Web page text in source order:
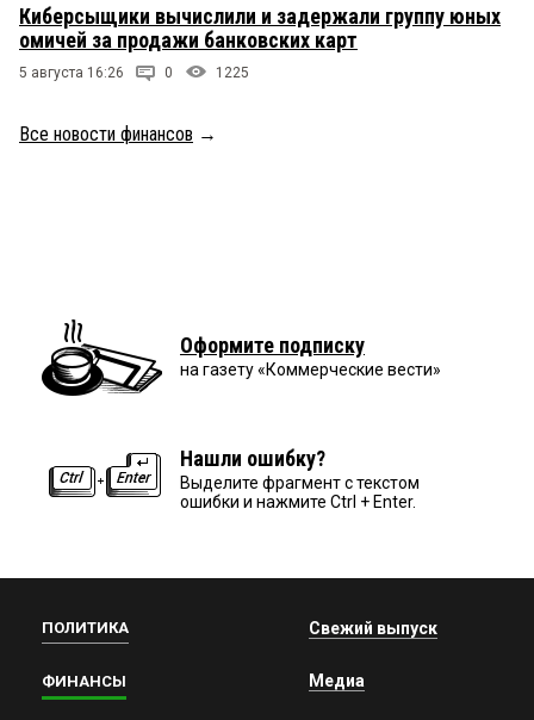
Киберсыщики вычислили и задержали группу юных
омичей за продажи банковских карт
5 августа 16:26 0 1225
Все новости финансов →
Оформите подписку
на газету «Коммерческие вести»
Нашли ошибку?
Выделите фрагмент с текстом
ошибки и нажмите Ctrl + Enter.
ПОЛИТИКА
ФИНАНСЫ
Свежий выпуск
Медиа